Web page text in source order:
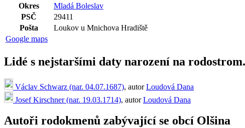
Okres
Mladá Boleslav
PSČ
29411
Pošta
Loukov u Mnichova Hradiště
Google maps
Lidé s nejstaršími daty narození na
Václav Schwarz (nar. 04.07.1687), autorLoudová Dana
Josef Kirschner (nar. 19.03.1714), autorLoudová Dana
Autoři rodokmenů zabývající se obcí Olšina